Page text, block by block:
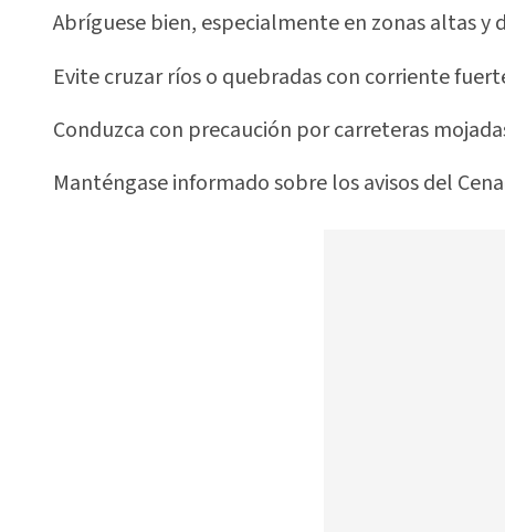
Abríguese bien, especialmente en zonas altas y
Evite cruzar ríos o quebradas con corriente
Conduzca con precaución por carreteras
Manténgase informado sobre los avisos del